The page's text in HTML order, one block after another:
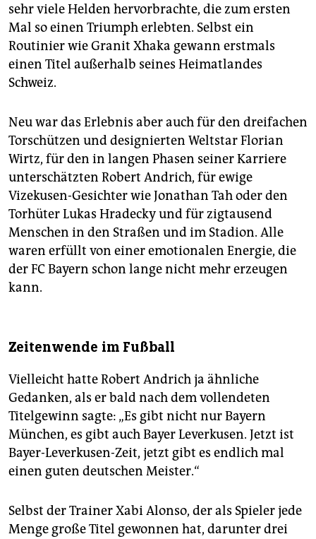
sehr viele Helden hervorbrachte, die zum ersten
Mal so einen Triumph erlebten. Selbst ein
Routinier wie Granit Xhaka gewann erstmals
einen Titel außerhalb seines Heimatlandes
Schweiz.
Neu war das Erlebnis aber auch für den dreifachen
Torschützen und desig­nierten Weltstar Florian
Wirtz, für den in langen Phasen seiner Karriere
unterschätzten Robert Andrich, für ewige
Vizekusen-Gesichter wie Jonathan Tah oder den
Torhüter Lukas Hradecky und für zigtausend
Menschen in den Straßen und im Stadion. Alle
waren erfüllt von einer emotionalen Energie, die
der FC Bayern schon lange nicht mehr erzeugen
kann.
Zeitenwende im Fußball
Vielleicht hatte Robert Andrich ja ähnliche
Gedanken, als er bald nach dem vollendeten
Titelgewinn sagte: „Es gibt nicht nur Bayern
München, es gibt auch Bayer Leverkusen. Jetzt ist
Bayer-Leverkusen-Zeit, jetzt gibt es endlich mal
einen guten deutschen Meister.“
Selbst der Trainer Xabi Alonso, der als Spieler jede
Menge große Titel gewonnen hat, darunter drei